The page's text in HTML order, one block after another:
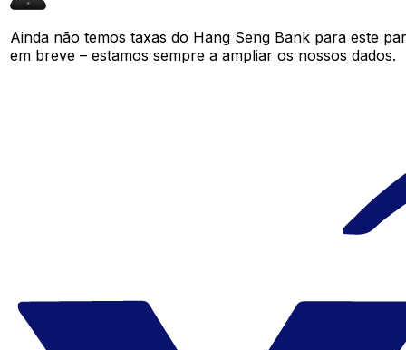
Ainda não temos taxas do Hang Seng Bank para este
em breve – estamos sempre a ampliar os nossos dados.